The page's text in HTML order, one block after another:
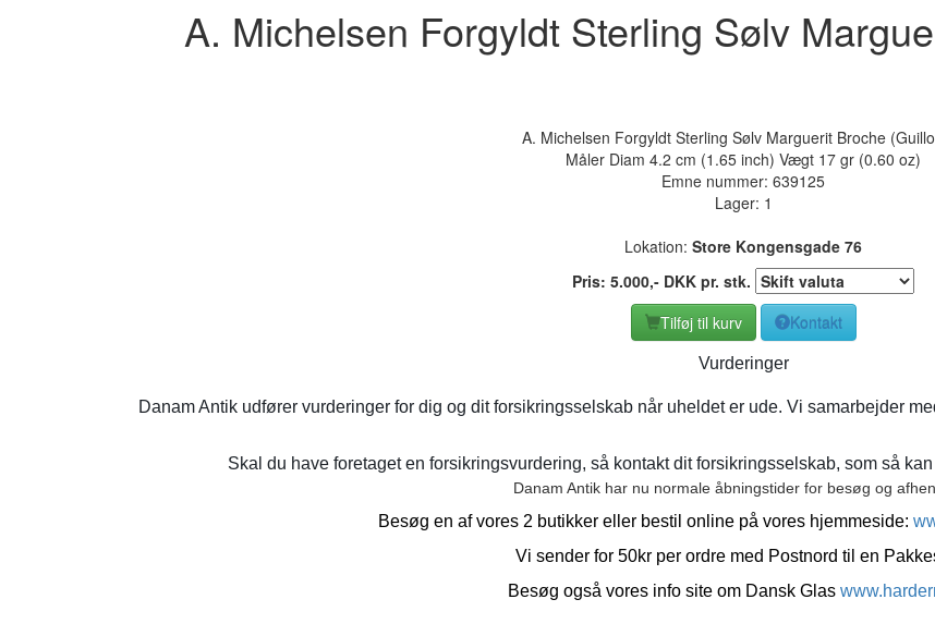
A. Michelsen Forgyldt Sterling Sølv
A. Michelsen Forgyldt Sterling Sølv Marguerit Broche
Måler Diam 4.2 cm (1.65 inch) Vægt 17 gr (0.60 oz)
Emne nummer: 639125
Lager: 1
Lokation: Store Kongensgade 76
Pris: 5.000,- DKK pr. stk.
Tilføj til kurv
Kontakt
Vurderinger
Danam Antik udfører vurderinger for dig og dit forsikringsselskab når uheldet er ude. Vi samarbejder
Skal du have foretaget en forsikringsvurdering, så kontakt dit forsikringsselskab, som så
Danam Antik har nu normale åbningstider for besøg og
Besøg en af vores 2 butikker eller bestil online på vores hjemmeside:
Vi sender for 50kr per ordre med Postnord til en
Besøg også vores info site om Dansk Glas